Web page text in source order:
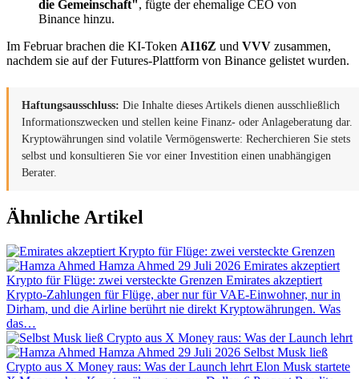
die Gemeinschaft", fügte der ehemalige CEO von
Binance hinzu.
Im Februar brachen die KI-Token AI16Z und VVV zusammen,
nachdem sie auf der Futures-Plattform von Binance gelistet wurden.
Haftungsausschluss: Die Inhalte dieses Artikels dienen ausschließlich
Informationszwecken und stellen keine Finanz- oder Anlageberatung dar.
Kryptowährungen sind volatile Vermögenswerte: Recherchieren Sie stets
selbst und konsultieren Sie vor einer Investition einen unabhängigen
Berater.
Ähnliche Artikel
Hamza Ahmed 29 Juli 2026 Emirates akzeptiert
Krypto für Flüge: zwei versteckte Grenzen Emirates akzeptiert
Krypto-Zahlungen für Flüge, aber nur für VAE-Einwohner, nur in
Dirham, und die Airline berührt nie direkt Kryptowährungen. Was
das…
Hamza Ahmed 29 Juli 2026 Selbst Musk ließ
Crypto aus X Money raus: Was der Launch lehrt Elon Musk startete